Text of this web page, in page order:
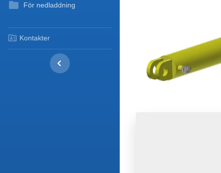
För nedladdning
Kontakter